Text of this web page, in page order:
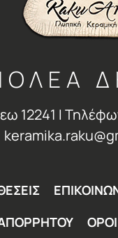
12241 Ι